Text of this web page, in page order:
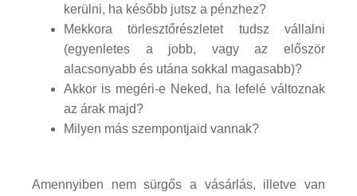
kerülni, ha később jutsz a pénzhez?
Mekkora törlesztőrészletet tudsz vállalni
(egyenletes a jobb, vagy az először
alacsonyabb és utána sokkal magasabb)?
Akkor is megéri-e Neked, ha lefelé változnak
az árak majd?
Milyen más szempontjaid vannak?
Amennyiben nem sürgős a vásárlás, illetve van